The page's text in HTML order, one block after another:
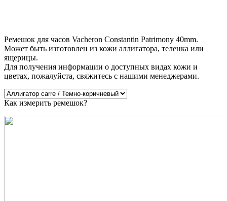
Ремешок для часов Vacheron Constantin Patrimony 40mm.
Может быть изготовлен из кожи аллигатора, теленка или
ящерицы.
Для получения информации о доступных видах кожи и
цветах, пожалуйста, свяжитесь с нашими менеджерами.
Как измерить ремешок?